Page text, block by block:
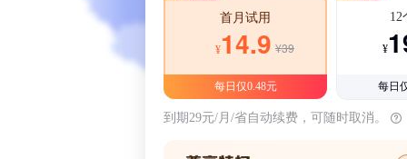
首月试用
¥14.9 ¥39
每日仅0.48元
12
¥
每日
到期29元/月/省自动续费，可随时取消。